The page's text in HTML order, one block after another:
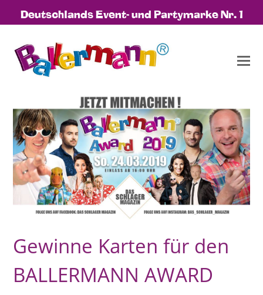
Deutschlands Event- und Partymarke Nr. 1
Gewinne Karten für den
BALLERMANN AWARD